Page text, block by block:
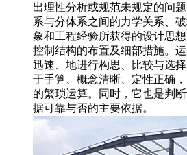
出理性分析或规范未规定的问
系与分体系之间的力学关系、
象和工程经验所获得的设计思
控制结构的布置及细部措施。
迅速、地进行构思、比较与选
于手算、概念清晰、定性正确
的繁琐运算。同时，它也是判
据可靠与否的主要依据。